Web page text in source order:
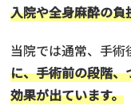
入院や全身麻酔の負
当院では通常、手術
に、手術前の段階、
効果が出ています。